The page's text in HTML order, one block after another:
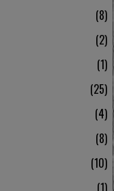
8
2
1
25
4
8
10